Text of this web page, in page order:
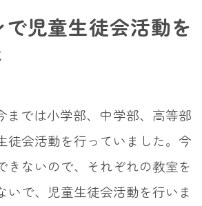
児童生徒会活動を
までは小学部、中学部、高等部
徒会活動を行っていました。今
きないので、それぞれの教室を
いで、児童生徒会活動を行いま